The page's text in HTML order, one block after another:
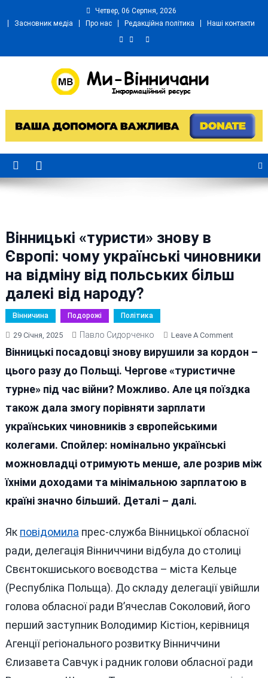
Четвер, 06 Серпня, 2026
Засновник медіа
Про нас Редакційна політика Наші контакти
Ми Вінничани
Вінницькі «туристи» знову в
Європі: чому українські чиновники
на відміну від польських більш
далекі від народу?
Вінничина Подорожі Політика
29 Січня, 2025 Павло Сидорченко Leave A CommentOn
Вінницькі
Знову
В
Від
Далекі
Народу?
Вінницькі посадовці знову вирушили за кордон –
цього разу до Польщі. Чергове «туристичне
турне» під час війни? Можливо. Але ця поїздка
також дала змогу порівняти зарплати
українських чиновників з європейськими
колегами. Спойлер: номінально українські
можновладці отримують менше, але розрив між
їхніми доходами та мінімальною зарплатою в
країні значно більший. Деталі – далі.
Як повідомила прес-служба Вінницької обласної
ради, делегація Вінниччини відбула до столиці
Свєнтокшиського воєводства – міста Кельце
(Республіка Польща). До складу делегації увійшли
голова обласної ради В’ячеслав Соколовий, його
перший заступник Володимир Кістіон, керівниця
Агенції регіонального розвитку Вінниччини
Єлизавета Савчук і радник голови обласної ради